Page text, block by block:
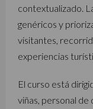
contextualizado.
genéricos y
visitantes,
experiencias
El curso está
viñas, personal de